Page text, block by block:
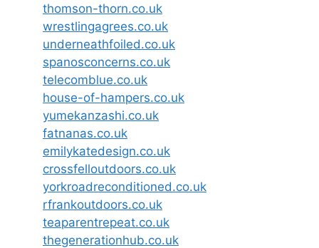
thomson-thorn.co.uk
wrestlingagrees.co.uk
underneathfoiled.co.uk
spanosconcerns.co.uk
telecomblue.co.uk
house-of-hampers.co.uk
yumekanzashi.co.uk
fatnanas.co.uk
emilykatedesign.co.uk
crossfelloutdoors.co.uk
yorkroadreconditioned.co.uk
rfrankoutdoors.co.uk
teaparentrepeat.co.uk
thegenerationhub.co.uk